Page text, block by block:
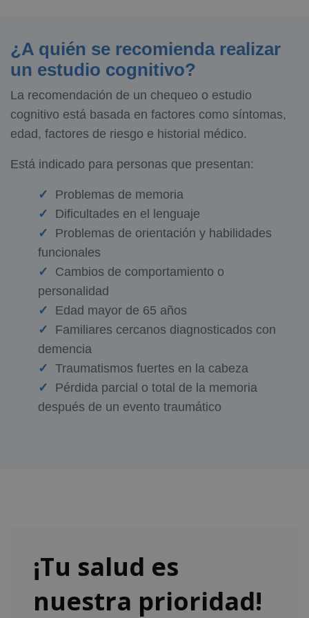
¿A quién se recomienda realizar
un estudio cognitivo?
La recomendación de un chequeo o estudio
cognitivo está basada en factores como síntomas,
edad, factores de riesgo e historial médico.
Está indicado para personas que presentan:
Problemas de memoria
Dificultades en el lenguaje
Problemas de orientación y habilidades
funcionales
Cambios de comportamiento o
personalidad
Edad mayor de 65 años
Familiares cercanos diagnosticados con
demencia
Traumatismos fuertes en la cabeza
Pérdida parcial o total de la memoria
después de un evento traumático
¡Tu salud es
nuestra prioridad!